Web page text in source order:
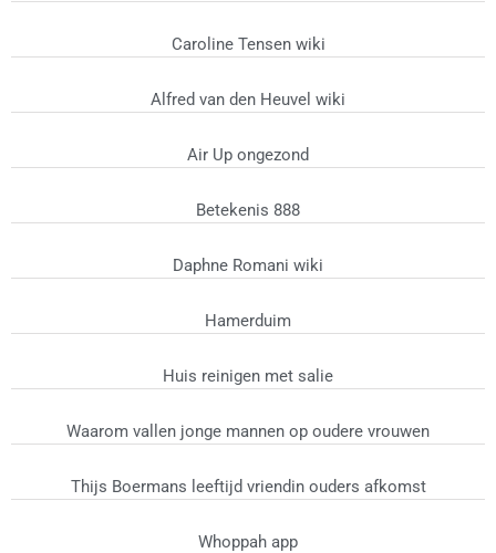
Caroline Tensen wiki
Alfred van den Heuvel wiki
Air Up ongezond
Betekenis 888
Daphne Romani wiki
Hamerduim
Huis reinigen met salie
Waarom vallen jonge mannen op oudere vrouwen
Thijs Boermans leeftijd vriendin ouders afkomst
Whoppah app